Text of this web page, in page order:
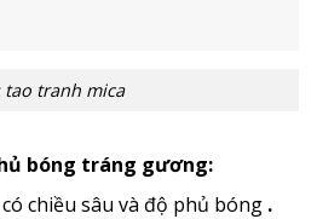
tao tranh mica
bóng tráng gương:
chiều sâu và độ phủ bóng .